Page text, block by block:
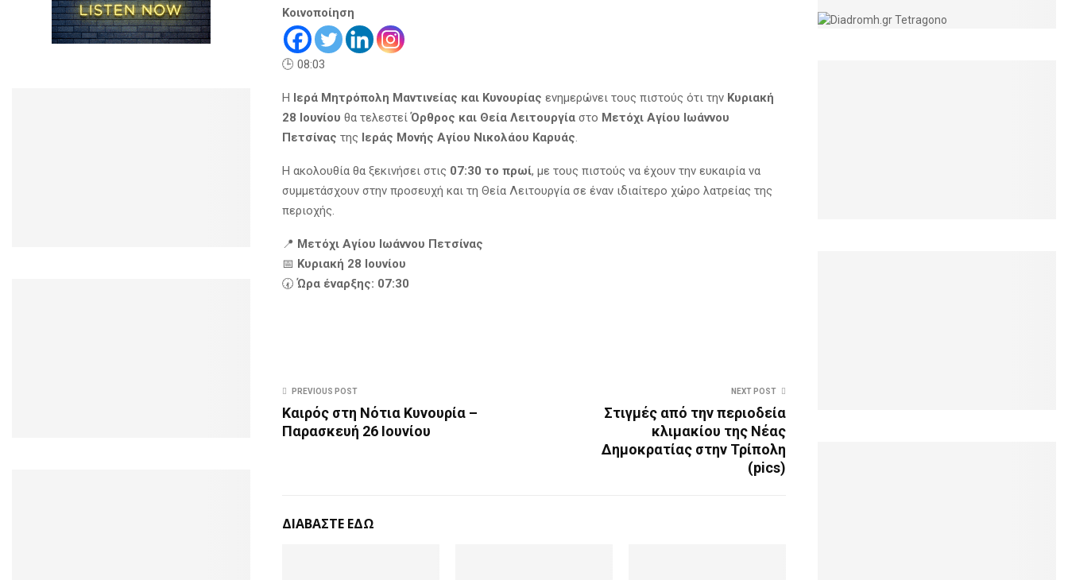
Κοινοποίηση
🕒 08:03
Η Ιερά Μητρόπολη Μαντινείας και Κυνουρίας ενημερώνει τους πιστούς ότι την Κυριακή
28 Ιουνίου θα τελεστείΌρθρος και Θεία Λειτουργία στο Μετόχι Αγίου Ιωάννου
Πετσίνας της Ιεράς Μονής Αγίου Νικολάου Καρυάς.
Η ακολουθία θα ξεκινήσει στις 07:30 το πρωί, με τους πιστούς να έχουν την ευκαιρία να
συμμετάσχουν στην προσευχή και τη Θεία Λειτουργία σε έναν ιδιαίτερο χώρο λατρείας της
περιοχής.
📍 Μετόχι Αγίου Ιωάννου Πετσίνας
📅 Κυριακή 28 Ιουνίου
🕢Ώρα έναρξης: 07:30
PREVIOUS POST
Καιρός στη Νότια Κυνουρία –
Παρασκευή 26 Ιουνίου
NEXT POST
Στιγμές από την περιοδεία
κλιμακίου της Νέας
Δημοκρατίας στην Τρίπολη
(pics)
ΔΙΑΒΑΣΤΕ ΕΔΩ